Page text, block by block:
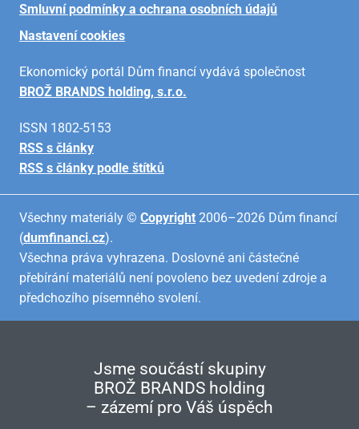
Smluvní podmínky a ochrana osobních údajů
Nastavení cookies
Ekonomický portál Dům financí vydává společnost
BROŽ BRANDS holding, s.r.o.
ISSN 1802-5153
RSS s články
RSS s články podle štítků
Všechny materiály © Copyright 2006–2026 Dům financí
(dumfinanci.cz).
Všechna práva vyhrazena. Doslovné ani částečné
přebírání materiálů není povoleno bez uvedení zdroje a
předchozího písemného svolení.
Jsme součástí skupiny
BROŽ BRANDS holding
– zázemí pro Váš úspěch